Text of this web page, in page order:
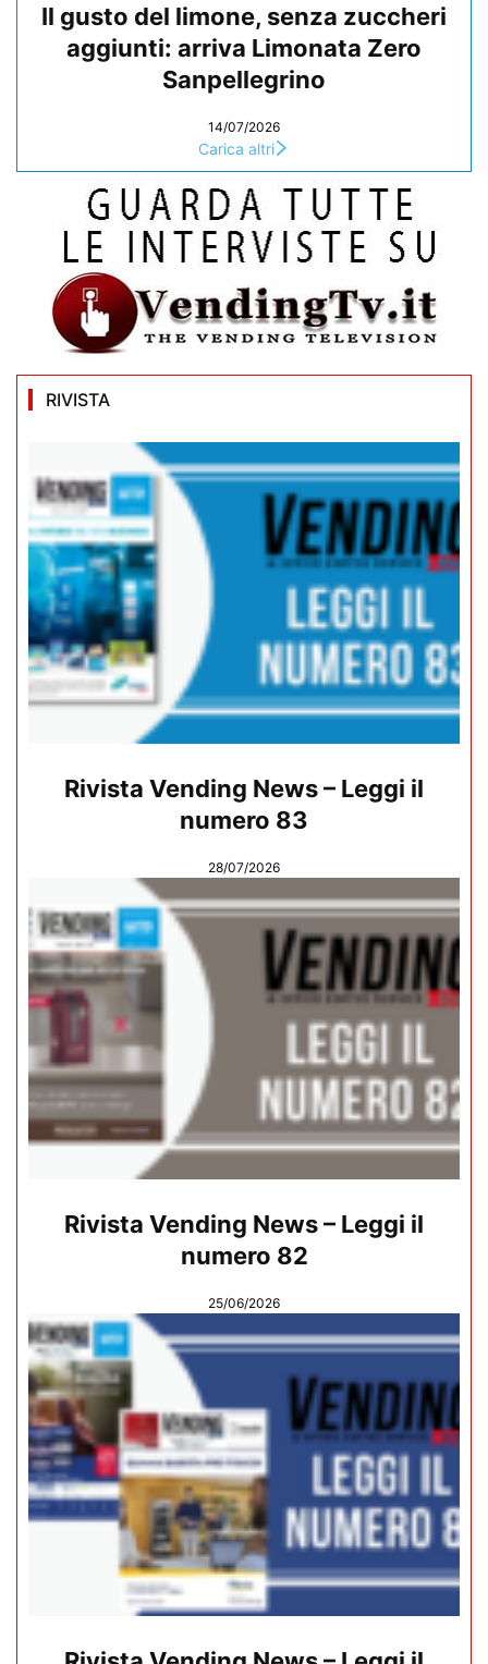
Il gusto del limone, senza zuccheri
aggiunti: arriva Limonata Zero
Sanpellegrino
14/07/2026
Carica altri
RIVISTA
Rivista Vending News – Leggi il
numero 83
28/07/2026
Rivista Vending News – Leggi il
numero 82
25/06/2026